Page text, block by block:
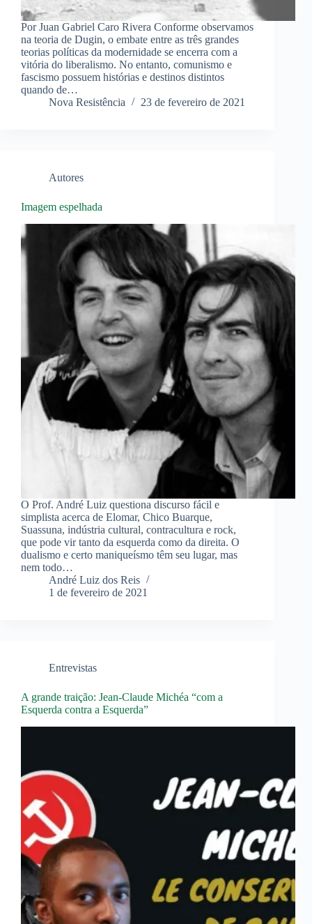
Por Juan Gabriel Caro Rivera Conforme observamos
na teoria de Dugin, o embate entre as três grandes
teorias políticas da modernidade se encerra com a
vitória do liberalismo. No entanto, comunismo e
fascismo possuem histórias e destinos distintos
quando de…
Nova Resistência
23 de fevereiro de 2021
Autores
Imagem espelhada
O Prof. André Luiz questiona discurso fácil e
simplista acerca de Elomar, Chico Buarque,
Suassuna, indústria cultural, contracultura e rock,
que pode vir tanto da esquerda como da direita. O
dualismo e certo maniqueísmo têm seu lugar, mas
nem todo…
André Luiz dos Reis
1 de fevereiro de 2021
Entrevistas
A grande traição: Jean-Claude Michéa “com a
Esquerda contra a Esquerda”